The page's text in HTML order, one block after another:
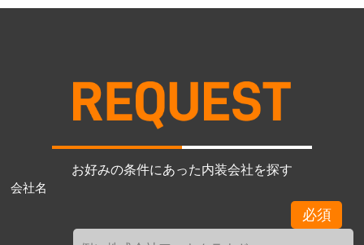
お好みの条件にあった内装会社を探す
会社名
必須